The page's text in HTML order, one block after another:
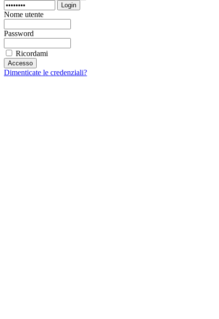
Login
Nome utente
Password
Ricordami
Dimenticate le credenziali?